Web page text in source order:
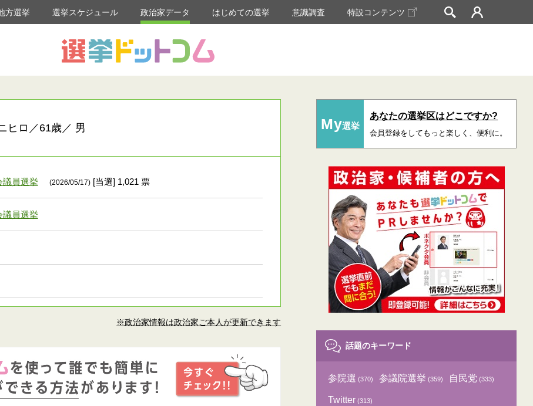
方選挙 選挙スケジュール 政治家データ はじめての選挙 意識調査 特設コンテンツ
ヒロ／61歳／ 男
議員選挙 (2026/05/17)[当選] 1,021 票
議員選挙
※政治家情報は政治家ご本人が更新できます
My選挙
あなたの選挙区はどこですか?
会員登録をしてもっと楽しく、便利に。
話題のキーワード
参院選 (370) 参議院選挙 (359) 自民党 (333)
Twitter (313)